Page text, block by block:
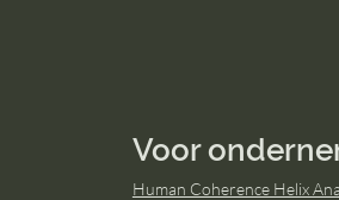
Voor
Human Coherence Helix